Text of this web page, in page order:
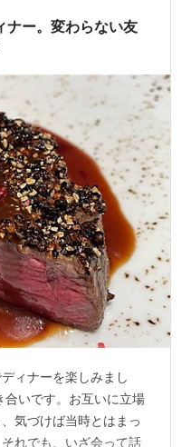
ー。変わらない友
ィナーを楽しみまし
合いです。お互いに立場
気づけば当時とはまっ
れでも、いざ会って話